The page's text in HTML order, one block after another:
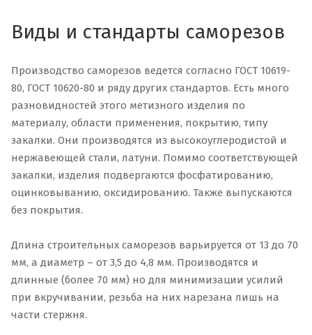
Виды и стандарты саморезов
Производство саморезов ведется согласно ГОСТ 10619-
80, ГОСТ 10620-80 и ряду других стандартов. Есть много
разновидностей этого метизного изделия по
материалу, области применения, покрытию, типу
закалки. Они производятся из высокоуглеродистой и
нержавеющей стали, латуни. Помимо соответствующей
закалки, изделия подвергаются фосфатированию,
оцинковыванию, оксидированию. Также выпускаются
без покрытия.
Длина строительных саморезов варьируется от 13 до 70
мм, а диаметр – от 3,5 до 4,8 мм. Производятся и
длинные (более 70 мм) но для минимизации усилий
при вкручивании, резьба на них нарезана лишь на
части стержня.